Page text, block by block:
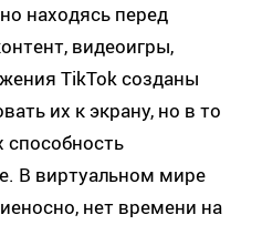
находясь перед
видеоигры,
TikTok созданы
их к экрану, но в то
В виртуальном мире
нет времени на